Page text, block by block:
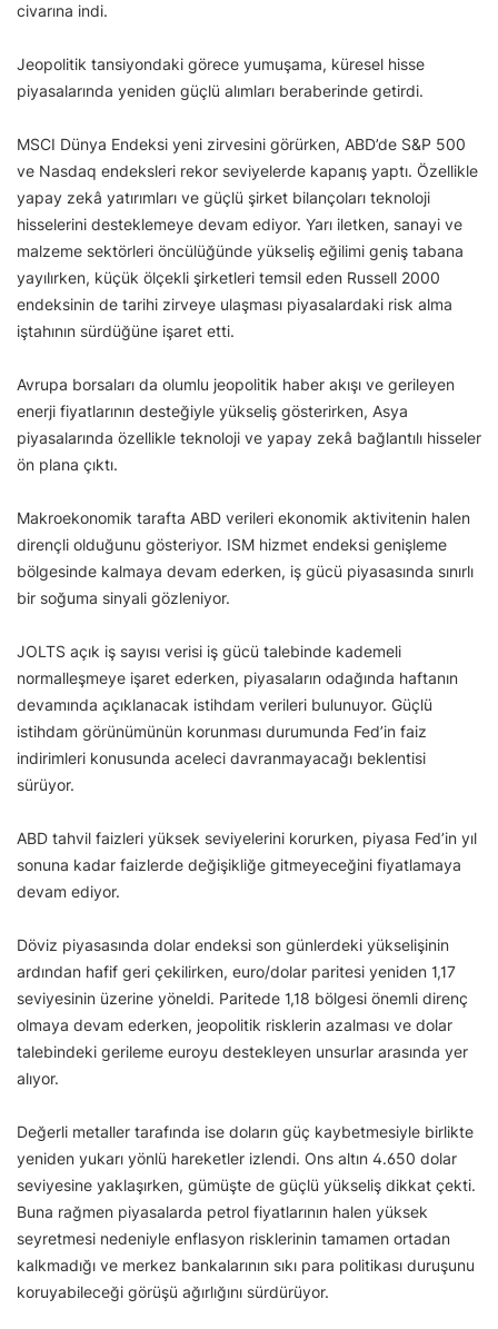
civarına indi.
Jeopolitik tansiyondaki görece yumuşama, küresel hisse
piyasalarında yeniden güçlü alımları beraberinde getirdi.
MSCI Dünya Endeksi yeni zirvesini görürken, ABD’de S&P 500
ve Nasdaq endeksleri rekor seviyelerde kapanış yaptı. Özellikle
yapay zekâ yatırımları ve güçlü şirket bilançoları teknoloji
hisselerini desteklemeye devam ediyor. Yarı iletken, sanayi ve
malzeme sektörleri öncülüğünde yükseliş eğilimi geniş tabana
yayılırken, küçük ölçekli şirketleri temsil eden Russell 2000
endeksinin de tarihi zirveye ulaşması piyasalardaki risk alma
iştahının sürdüğüne işaret etti.
Avrupa borsaları da olumlu jeopolitik haber akışı ve gerileyen
enerji fiyatlarının desteğiyle yükseliş gösterirken, Asya
piyasalarında özellikle teknoloji ve yapay zekâ bağlantılı hisseler
ön plana çıktı.
Makroekonomik tarafta ABD verileri ekonomik aktivitenin halen
dirençli olduğunu gösteriyor. ISM hizmet endeksi genişleme
bölgesinde kalmaya devam ederken, iş gücü piyasasında sınırlı
bir soğuma sinyali gözleniyor.
JOLTS açık iş sayısı verisi iş gücü talebinde kademeli
normalleşmeye işaret ederken, piyasaların odağında haftanın
devamında açıklanacak istihdam verileri bulunuyor. Güçlü
istihdam görünümünün korunması durumunda Fed’in faiz
indirimleri konusunda aceleci davranmayacağı beklentisi
sürüyor.
ABD tahvil faizleri yüksek seviyelerini korurken, piyasa Fed’in yıl
sonuna kadar faizlerde değişikliğe gitmeyeceğini fiyatlamaya
devam ediyor.
Döviz piyasasında dolar endeksi son günlerdeki yükselişinin
ardından hafif geri çekilirken, euro/dolar paritesi yeniden 1,17
seviyesinin üzerine yöneldi. Paritede 1,18 bölgesi önemli direnç
olmaya devam ederken, jeopolitik risklerin azalması ve dolar
talebindeki gerileme euroyu destekleyen unsurlar arasında yer
alıyor.
Değerli metaller tarafında ise doların güç kaybetmesiyle birlikte
yeniden yukarı yönlü hareketler izlendi. Ons altın 4.650 dolar
seviyesine yaklaşırken, gümüşte de güçlü yükseliş dikkat çekti.
Buna rağmen piyasalarda petrol fiyatlarının halen yüksek
seyretmesi nedeniyle enflasyon risklerinin tamamen ortadan
kalkmadığı ve merkez bankalarının sıkı para politikası duruşunu
koruyabileceği görüşü ağırlığını sürdürüyor.